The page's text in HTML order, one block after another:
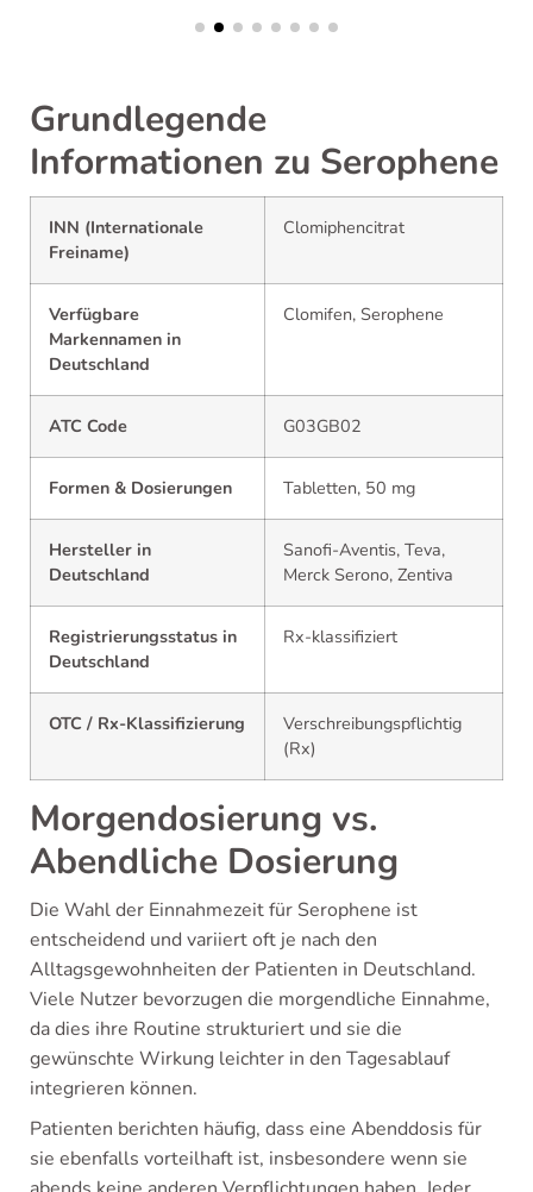
Grundlegende
Informationen zu Serophene
INN (Internationale
Freiname)
Clomiphencitrat
Verfügbare
Markennamen in
Deutschland
Clomifen, Serophene
ATC Code G03GB02
Formen & Dosierungen Tabletten, 50 mg
Hersteller in
Deutschland
Sanofi-Aventis, Teva,
Merck Serono, Zentiva
Registrierungsstatus in
Deutschland
Rx-klassifiziert
OTC / Rx-Klassifizierung
Verschreibungspflichtig
(Rx)
Morgendosierung vs.
Abendliche Dosierung
Die Wahl der Einnahmezeit für Serophene ist
entscheidend und variiert oft je nach den
Alltagsgewohnheiten der Patienten in Deutschland.
Viele Nutzer bevorzugen die morgendliche Einnahme,
da dies ihre Routine strukturiert und sie die
gewünschte Wirkung leichter in den Tagesablauf
integrieren können.
Patienten berichten häufig, dass eine Abenddosis für
sie ebenfalls vorteilhaft ist, insbesondere wenn sie